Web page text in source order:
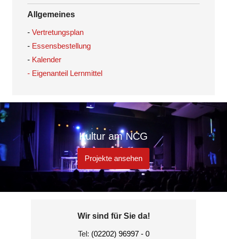
Allgemeines
- Vertretungsplan
- Essensbestellung
- Kalender
- Eigenanteil Lernmittel
Kultur am NCG
Projekte ansehen
Wir sind für Sie da!
Tel: (02202) 96997 - 0